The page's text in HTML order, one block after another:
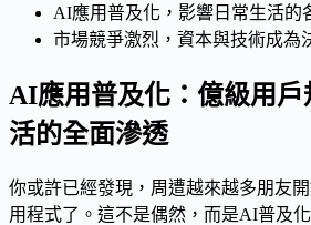
AI應用普及化，影響日常生活的
市場競爭激烈，資本與技術成為
AI應用普及化：億級用戶
活的全面滲透
你或許已經發現，周遭越來越多朋友
用程式了。這不是偶然，而是AI普及